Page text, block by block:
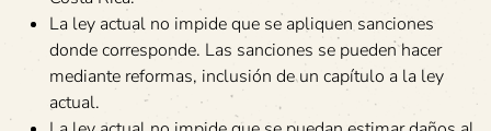
La ley actual no impide que se apliquen sanciones
donde corresponde. Las sanciones se pueden hacer
mediante reformas, inclusión de un capítulo a la ley
actual.